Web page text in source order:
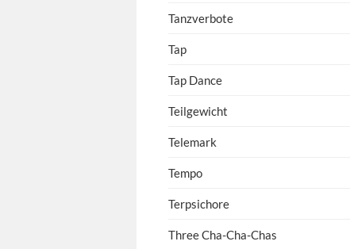
Tanzverbote
Tap
Tap Dance
Teilgewicht
Telemark
Tempo
Terpsichore
Three Cha-Cha-Chas